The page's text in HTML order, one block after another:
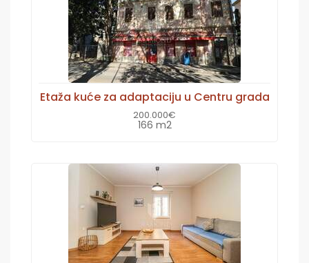
Etaža kuće za adaptaciju u Centru grada
200.000€
166 m2